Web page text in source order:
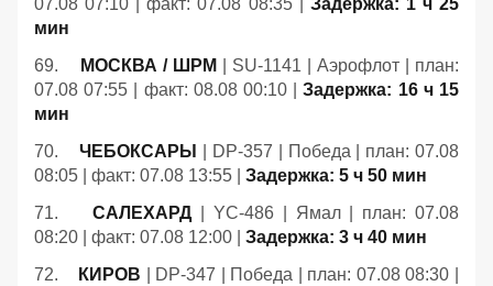
07.08 07:10 | факт: 07.08 08:35 | Задержка: 1 ч 25
мин
69.
МОСКВА / ШРМ
| SU-1141 | Аэрофлот | план:
07.08 07:55 | факт: 08.08 00:10 |Задержка: 16 ч 15
мин
70.ЧЕБОКСАРЫ
| DP-357 | Победа | план: 07.08
08:05 | факт: 07.08 13:55 | Задержка: 5 ч 50 мин
71.САЛЕХАРД| YC-486 | Ямал | план: 07.08
08:20 | факт: 07.08 12:00 | Задержка: 3 ч 40 мин
72.
КИРОВ | DP-347 | Победа | план: 07.08 08:30 |